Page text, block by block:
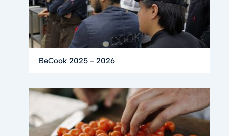
BeCook 2025 - 2026